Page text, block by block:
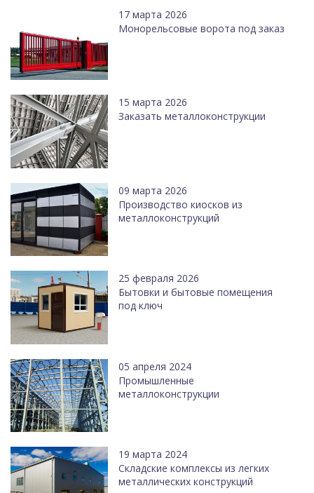
17 марта 2026
Монорельсовые ворота под заказ
15 марта 2026
Заказать металлоконструкции
09 марта 2026
Производство киосков из
металлоконструкций
25 февраля 2026
Бытовки и бытовые помещения
под ключ
05 апреля 2024
Промышленные
металлоконструкции
19 марта 2024
Cкладские комплексы из легких
металлических конструкций